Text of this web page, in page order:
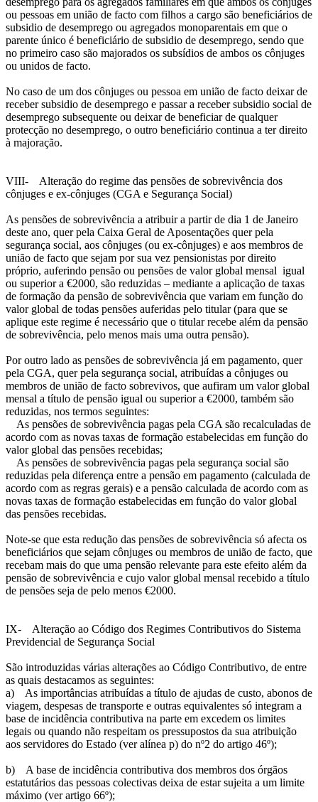
ou pessoas em união de facto com filhos a cargo são beneficiários de
subsidio de desemprego ou agregados monoparentais em que o
parente único é beneficiário de subsidio de desemprego, sendo que
no primeiro caso são majorados os subsídios de ambos os cônjuges
ou unidos de facto.
No caso de um dos cônjuges ou pessoa em união de facto deixar de
receber subsidio de desemprego e passar a receber subsidio social de
desemprego subsequente ou deixar de beneficiar de qualquer
protecção no desemprego, o outro beneficiário continua a ter direito
à majoração.
VIII- Alteração do regime das pensões de sobrevivência dos
cônjuges e ex-cônjuges (CGA e Segurança Social)
As pensões de sobrevivência a atribuir a partir de dia 1 de Janeiro
deste ano, quer pela Caixa Geral de Aposentações quer pela
segurança social, aos cônjuges (ou ex-cônjuges) e aos membros de
união de facto que sejam por sua vez pensionistas por direito
próprio, auferindo pensão ou pensões de valor global mensal igual
ou superior a €2000, são reduzidas – mediante a aplicação de taxas
de formação da pensão de sobrevivência que variam em função do
valor global de todas pensões auferidas pelo titular (para que se
aplique este regime é necessário que o titular recebe além da pensão
de sobrevivência, pelo menos mais uma outra pensão).
Por outro lado as pensões de sobrevivência já em pagamento, quer
pela CGA, quer pela segurança social, atribuídas a cônjuges ou
membros de união de facto sobrevivos, que aufiram um valor global
mensal a título de pensão igual ou superior a €2000, também são
reduzidas, nos termos seguintes:
­ As pensões de sobrevivência pagas pela CGA são recalculadas de
acordo com as novas taxas de formação estabelecidas em função do
valor global das pensões recebidas;
­ As pensões de sobrevivência pagas pela segurança social são
reduzidas pela diferença entre a pensão em pagamento (calculada de
acordo com as regras gerais) e a pensão calculada de acordo com as
novas taxas de formação estabelecidas em função do valor global
das pensões recebidas.
Note-se que esta redução das pensões de sobrevivência só afecta os
beneficiários que sejam cônjuges ou membros de união de facto, que
recebam mais do que uma pensão relevante para este efeito além da
pensão de sobrevivência e cujo valor global mensal recebido a título
de pensões seja de pelo menos €2000.
IX- Alteração ao Código dos Regimes Contributivos do Sistema
Previdencial de Segurança Social
São introduzidas várias alterações ao Código Contributivo, de entre
as quais destacamos as seguintes:
a) As importâncias atribuídas a título de ajudas de custo, abonos de
viagem, despesas de transporte e outras equivalentes só integram a
base de incidência contributiva na parte em excedem os limites
legais ou quando não respeitam os pressupostos da sua atribuição
aos servidores do Estado (ver alínea p) do nº2 do artigo 46º);
b) A base de incidência contributiva dos membros dos órgãos
estatutários das pessoas colectivas deixa de estar sujeita a um limite
máximo (ver artigo 66º);